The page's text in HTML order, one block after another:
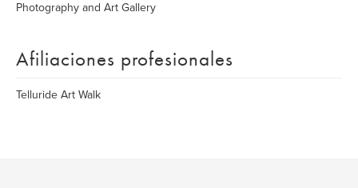
Photography and Art Gallery
Afiliaciones profesionales
Telluride Art Walk